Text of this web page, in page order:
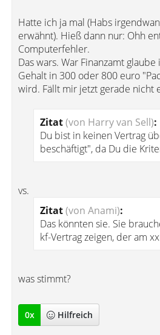
Hatte ich ja mal (Habs
erwähnt). Hieß dann nur: Ohh
Computerfehler.
Das wars. War Finanzamt
Gehalt in 300 oder 800 euro
wird. Fällt mir jetzt gerade nicht
Zitat(von Harry van Sell):
Du bist in keinen Vertrag
beschäftigt", da Du die
vs.
Zitat(von Anami):
Das könnten sie. Sie
kf-Vertrag zeigen, der am
was stimmt?
0x Hilfreich